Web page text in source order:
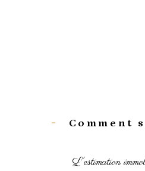
Comment
L'estimation